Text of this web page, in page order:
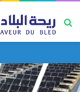
بحث عن